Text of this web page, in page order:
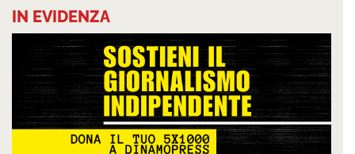
IN EVIDENZA